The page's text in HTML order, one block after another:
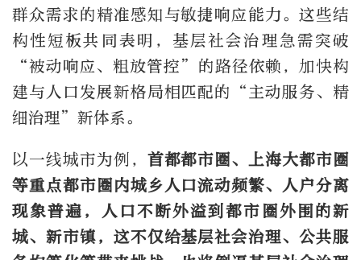
群众需求的精准感知与敏捷响应能力。这些结
构性短板共同表明，基层社会治理急需突破
“被动响应、粗放管控”的路径依赖，加快构
建与人口发展新格局相匹配的“主动服务、精
细治理”新体系。
以一线城市为例， 首都都市圈、上海大都市圈
等重点都市圈内城乡人口流动频繁、人户分离
现象普遍，人口不断外溢到都市圈外围的新
城、新市镇，这不仅给基层社会治理、公共服